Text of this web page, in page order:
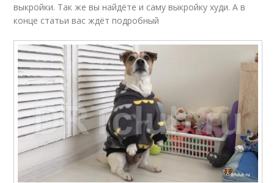
выкройки. Так же вы найдёте и саму выкройку худи. А в
конце статьи вас ждёт подробный